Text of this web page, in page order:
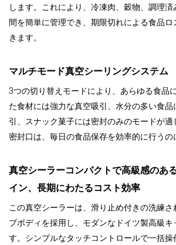
します。これにより、冷凍肉、穀物、調理
間を簡単に管理でき、期限切れによる食品
きます。
マルチモード真空シーリングシステム
3つの切り替えモードにより、あらゆる食品
た食材には強力な真空吸引、水分の多い食
引、スナック菓子には密封のみのモードが
密封口は、毎日の食品保存を効率的に行うの
真空シーラーコンパクトで高級感のあ
イン、長期にわたるコスト効率
この真空シーラーは、滑り止め付きの洗練
プボディを採用し、モダンなドイツ製高級キ
す。シンプルなタッチコントロールで一括操